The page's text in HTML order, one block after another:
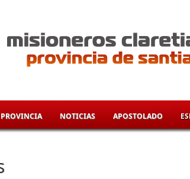
NOTICIAS APOSTOLADO
usted aquí